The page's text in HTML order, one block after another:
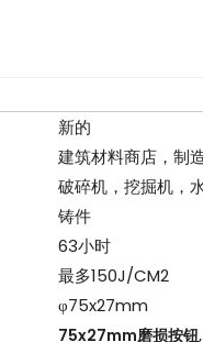
新的
建筑材料商店，制
破碎机，挖掘机，
铸件
63小时
最多150J/CM2
φ75x27mm
75x27mm磨损按钮,